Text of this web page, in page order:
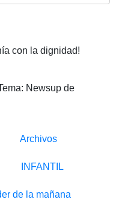
con la dignidad!
Newsup de
Archivos
INFANTIL
de la mañana